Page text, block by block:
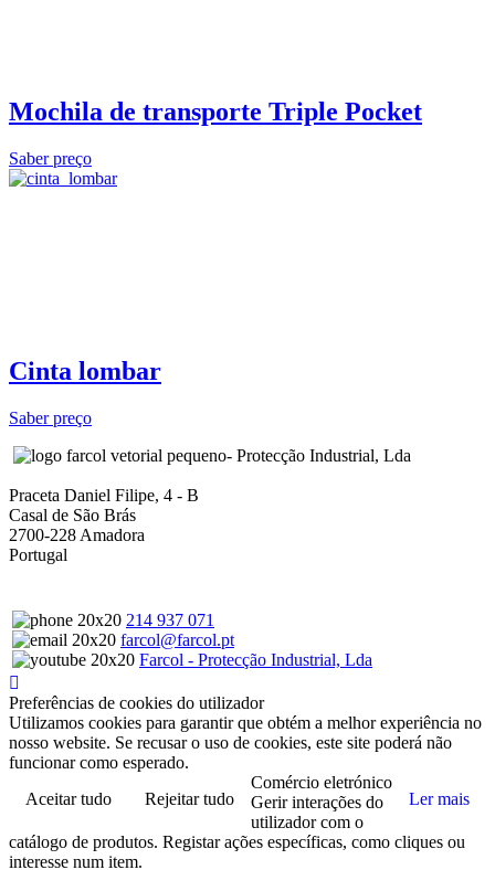
Mochila de transporte Triple Pocket
Saber preço
Cinta lombar
Saber preço
- Protecção Industrial, Lda
Praceta Daniel Filipe, 4 - B
Casal de São Brás
2700-228 Amadora
Portugal
214 937 071
farcol@farcol.pt
Farcol - Protecção Industrial, Lda
Preferências de cookies do utilizador
Utilizamos cookies para garantir que obtém a melhor experiência no
nosso website. Se recusar o uso de cookies, este site poderá não
funcionar como esperado.
Aceitar tudo
Rejeitar tudo Ler mais
Comércio eletrónico
Gerir interações do
utilizador com o
catálogo de produtos. Registar ações específicas, como cliques ou
interesse num item.